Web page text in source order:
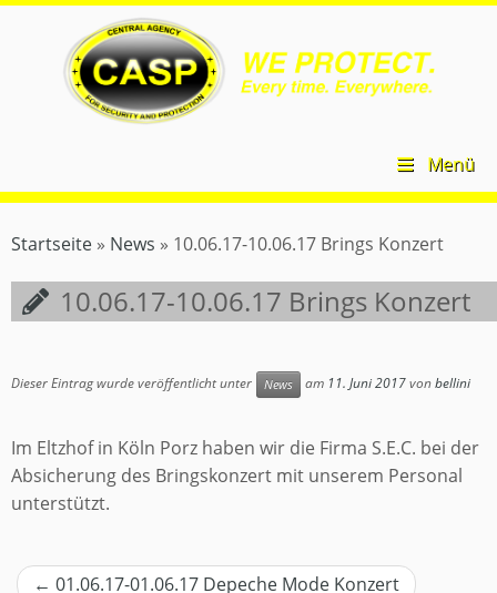
Zum
springen
Security
Protection
Menü
Startseite » News » 10.06.17-10.06.17 Brings Konzert
10.06.17-10.06.17 Brings Konzert
Dieser Eintrag wurde veröffentlicht unter News am 11. Juni 2017vonbellini
Im Eltzhof in Köln Porz haben wir die Firma S.E.C. bei der
Absicherung des Bringskonzert mit unserem Personal
unterstützt.
Beitragsnavigation
← 01.06.17-01.06.17 Depeche Mode Konzert